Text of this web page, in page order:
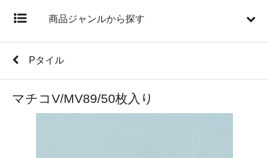
商品ジャンルから探す
Pタイル
マチコV/MV89/50枚入り